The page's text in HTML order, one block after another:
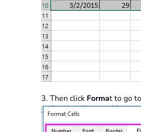
3. Then click Format to go